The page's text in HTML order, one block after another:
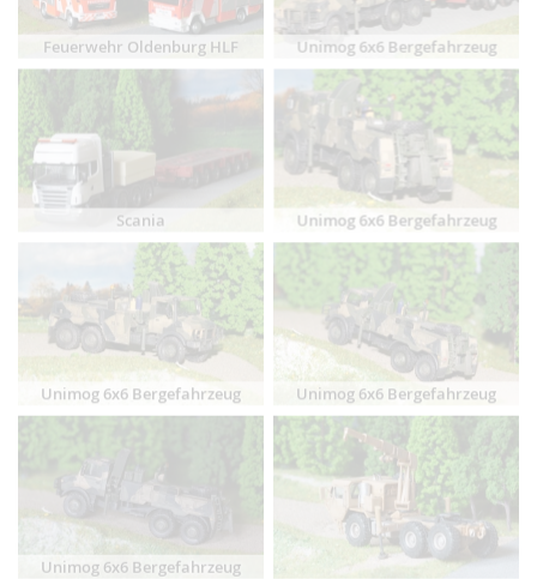
Feuerwehr Oldenburg HLF Unimog 6x6 Bergefahrzeug
Scania Unimog 6x6 Bergefahrzeug
Unimog 6x6 Bergefahrzeug Unimog 6x6 Bergefahrzeug
Unimog 6x6 Bergefahrzeug